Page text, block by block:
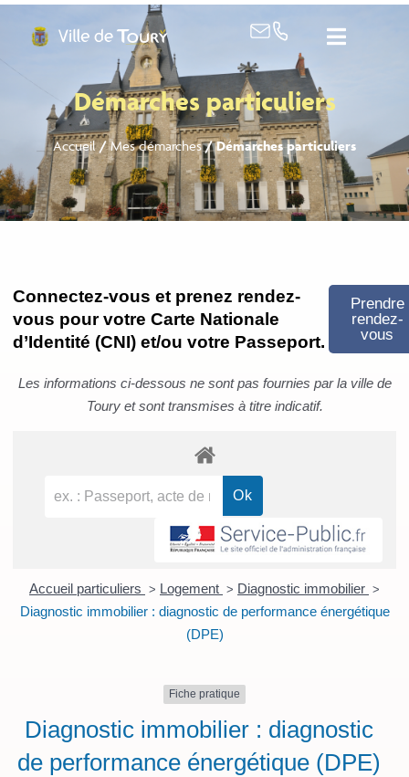
Démarches particuliers
Accueil/Mes démarches/Démarches particuliers
Connectez-vous et prenez rendez-
vous pour votre Carte Nationale
d’Identité (CNI) et/ou votre Passeport.
Prendre
rendez-
vous
Les informations ci-dessous ne sont pas fournies par la ville de
Toury et sont transmises à titre indicatif.
Accueil particuliers > Logement > Diagnostic immobilier >
Diagnostic immobilier : diagnostic de performance énergétique
(DPE)
Fiche pratique
Diagnostic immobilier : diagnostic
de performance énergétique (DPE)